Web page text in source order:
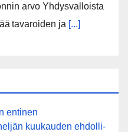
arvo Yhdysvalloista
tavaroiden ja [...]
entinen
kuu­kau­den eh­dol­li­